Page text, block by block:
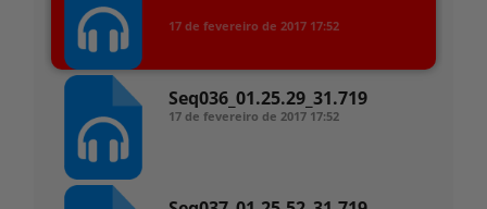
17 de fevereiro de 2017 17:52
Seq036_01.25.29_31.719
17 de fevereiro de 2017 17:52